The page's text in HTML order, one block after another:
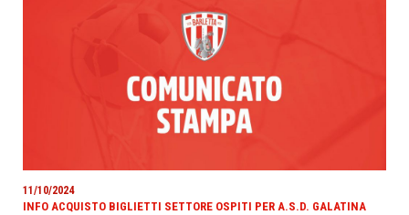
11/10/2024
INFO ACQUISTO BIGLIETTI SETTORE OSPITI PER A.S.D. GALATINA